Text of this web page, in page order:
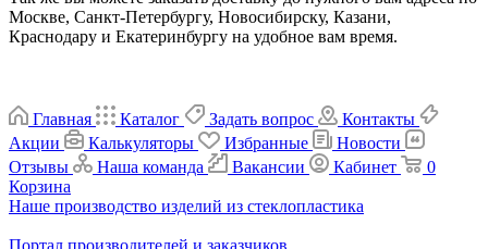
Москве, Санкт-Петербургу, Новосибирску, Казани,
Краснодару и Екатеринбургу на удобное вам время.
Главная Каталог Задать вопрос
Контакты
Акции
Калькуляторы Избранные
Новости
Отзывы
Наша команда Вакансии Кабинет
0
Корзина
Наше производство изделий из стеклопластика